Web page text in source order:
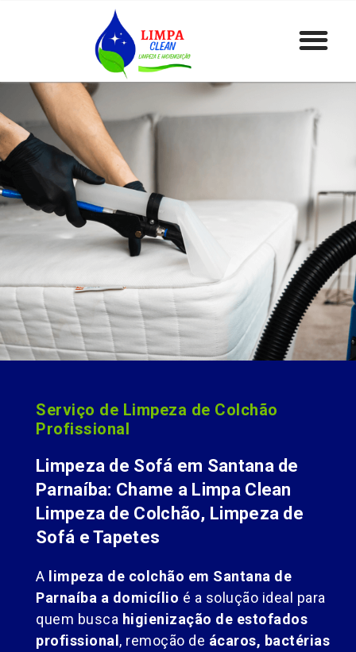
Serviço de Limpeza de Colchão
Profissional
Limpeza de Sofá em Santana de
Parnaíba: Chame a Limpa Clean
Limpeza de Colchão, Limpeza de
Sofá e Tapetes
A limpeza de colchão em Santana de
Parnaíba a domicílio é a solução ideal para
quem busca higienização de estofados
profissional, remoção de ácaros, bactérias